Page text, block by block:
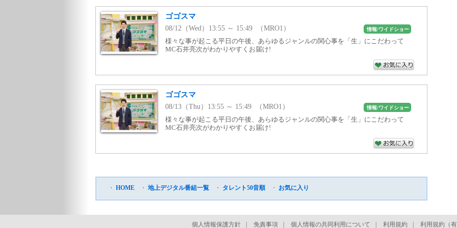
ゴゴスマ
08/12（Wed）13:55 ～ 15:49 （MRO1） 情報/ワイドショー
様々な事が起こる平日の午後、あらゆるジャンルの関心事を「生」にこだわって
MC石井亮次がわかりやすくお届け!
ゴゴスマ
08/13（Thu）13:55 ～ 15:49 （MRO1） 情報/ワイドショー
様々な事が起こる平日の午後、あらゆるジャンルの関心事を「生」にこだわって
MC石井亮次がわかりやすくお届け!
・ HOME ・ 地上デジタル番組一覧 ・ タレント50音順 ・ お気に入り
個人情報保護方針 免責事項 個人情報の共同利用について 利用規約 利用規約（